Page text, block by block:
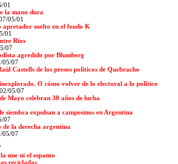
01
la mano dura
05/01
suelto en el feudo K
01
Ríos
07
agredido por Blumberg
05/07
Castells de los presos políticos de Quebracho
O cómo volver de lo electoral a lo político
05/07
Mayo celebran 30 años de lucha
siembra expulsan a campesinos en Argentina
07
la derecha argentina
05/07
une ni el espanto
recicladas